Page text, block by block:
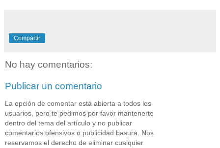
Compartir
No hay comentarios:
Publicar un comentario
La opción de comentar está abierta a todos los
usuarios, pero te pedimos por favor mantenerte
dentro del tema del artículo y no publicar
comentarios ofensivos o publicidad basura. Nos
reservamos el derecho de eliminar cualquier